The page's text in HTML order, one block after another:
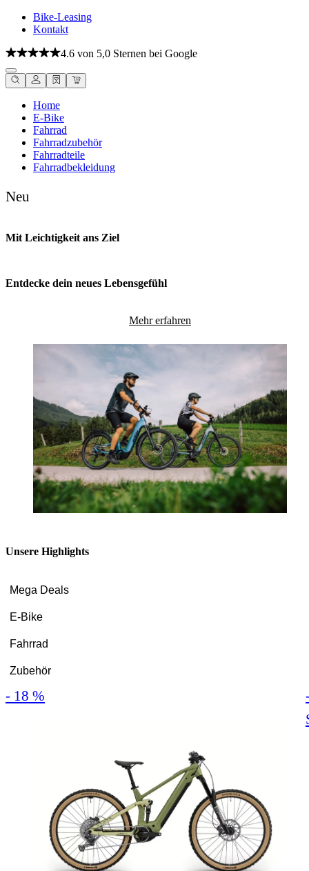
Bike-Leasing
Kontakt
4.6 von 5,0 Sternen bei Google
Home
E-Bike
Fahrrad
Fahrradzubehör
Fahrradteile
Fahrradbekleidung
Neu
Mit Leichtigkeit ans Ziel
Entdecke dein neues Lebensgefühl
Mehr erfahren
Unsere Highlights
Mega Deals
E-Bike
Fahrrad
Zubehör
- 18 %